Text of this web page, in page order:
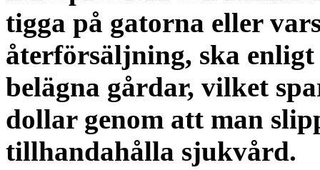
tigga på gatorna eller
återförsäljning, ska
belägna gårdar, vilket
dollar genom att man
tillhandahålla sjukvård.